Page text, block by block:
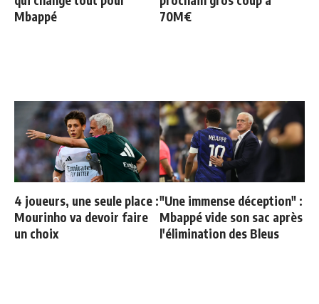
Mbappé
70M€
4 joueurs, une seule place :
Mourinho va devoir faire
un choix
"Une immense déception" :
Mbappé vide son sac après
l'élimination des Bleus